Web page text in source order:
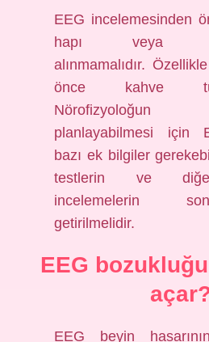
EEG incelemesinden
hapı veya
alınmamalıdır.
önce kahve
Nörofizyoloğun
planlayabilmesi için
bazı ek bilgiler
testlerin ve
incelemelerin
getirilmelidir.
EEG
EEG beyin